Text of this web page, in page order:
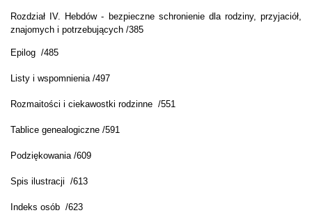
Rozdział IV. Hebdów - bezpieczne schronienie dla rodziny, przyjaciół,
znajomych i potrzebujących /385
Epilog /485
Listy i wspomnienia /497
Rozmaitości i ciekawostki rodzinne /551
Tablice genealogiczne /591
Podziękowania /609
Spis ilustracji /613
Indeks osób /623